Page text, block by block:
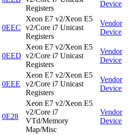
Registers
Device
0EEC
Xeon E7 v2/Xeon E5
v2/Core i7 Unicast
Registers
Vendor
Device
0EED
Xeon E7 v2/Xeon E5
v2/Core i7 Unicast
Registers
Vendor
Device
0EEE
Xeon E7 v2/Xeon E5
v2/Core i7 Unicast
Registers
Vendor
Device
0E28
Xeon E7 v2/Xeon E5
v2/Core i7
VTd/Memory
Map/Misc
Vendor
Device